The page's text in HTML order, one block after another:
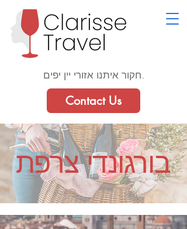
חקור איתנו אזורי יין יפים.
Contact Us
בורגונדי צרפת